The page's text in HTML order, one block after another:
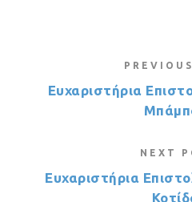
Ευχαριστήρια
NEXT
Ευχαριστήρια